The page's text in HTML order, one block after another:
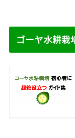
ゴーヤ水耕栽